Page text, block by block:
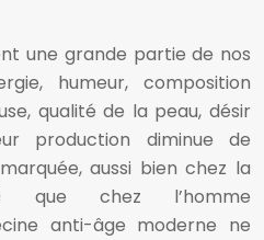
une grande partie de nos
humeur, composition
qualité de la peau, désir
production diminue de
aussi bien chez la
que chez l’homme
anti-âge moderne ne